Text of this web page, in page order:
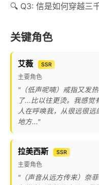
Q3: 信是如何穿越三
关键角色
艾薇 SSR
主要角色
"（低声呢喃）戒指又发热
了...比以往更烫。我感觉
人在呼唤我，从很远很远
地方..."
拉美西斯 SSR
主要角色
"（声音从远方传来）奈菲